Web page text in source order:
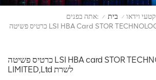
אתה בפנים: / בית / קטעי וידאו
כרטיס פשיטה LSI HBA card STOR TECHNOLOGY
LIMITED,Ltd לשרת